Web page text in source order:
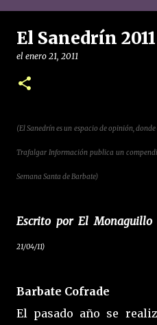
El Sanedrín
el enero 21, 2011
(El Sanedrín es un espacio de opinión,
Trafalgar Información publica un
Semana Santa de Barbate)
Escrito por El Monaguillo
21/04/11)
Barbate Cofrade
El pasado año se